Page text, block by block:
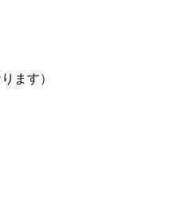
ます）